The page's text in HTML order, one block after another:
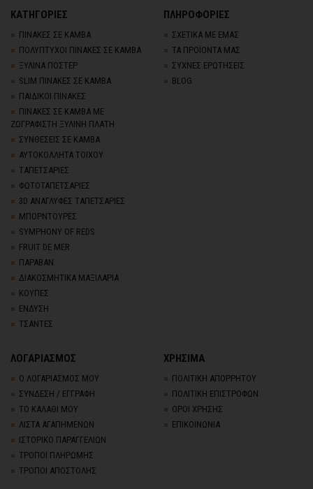
ΚΑΤΗΓΟΡΙΕΣ
ΠΙΝΑΚΕΣ ΣΕ ΚΑΜΒΑ
ΠΟΛΥΠΤΥΧΟΙ ΠΙΝΑΚΕΣ ΣΕ ΚΑΜΒΑ
ΞΥΛΙΝΑ ΠΟΣΤΕΡ
SLIM ΠΙΝΑΚΕΣ ΣΕ ΚΑΜΒΑ
ΠΑΙΔΙΚΟΙ ΠΙΝΑΚΕΣ
ΠΙΝΑΚΕΣ ΣΕ ΚΑΜΒΑ ΜΕ
ΖΩΓΡΑΦΙΣΤΗ ΞΥΛΙΝΗ ΠΛΑΤΗ
ΣΥΝΘΕΣΕΙΣ ΣΕ ΚΑΜΒΑ
ΑΥΤΟΚΟΛΛΗΤΑ ΤΟΙΧΟΥ
TΑΠΕΤΣΑΡΙΕΣ
ΦΩΤΟΤΑΠΕΤΣΑΡΙΕΣ
3D AΝΑΓΛΥΦΕΣ TΑΠΕΤΣΑΡΙΕΣ
ΜΠΟΡΝΤΟΥΡΕΣ
SYMPHONY OF REDS
FRUIT DE MER
ΠΑΡΑΒΑΝ
ΔΙΑΚΟΣΜΗΤΙΚΑ ΜΑΞΙΛΑΡΙΑ
ΚΟΥΠΕΣ
ΕΝΔΥΣΗ
ΤΣΑΝΤΕΣ
ΠΛΗΡΟΦΟΡΙΕΣ
ΣΧΕΤΙΚΑ ΜΕ ΕΜΑΣ
ΤΑ ΠΡΟΪΟΝΤΑ ΜΑΣ
ΣΥΧΝΕΣ ΕΡΩΤΗΣΕΙΣ
BLOG
ΛΟΓΑΡΙΑΣΜΟΣ
Ο ΛΟΓΑΡΙΑΣΜΟΣ ΜΟΥ
ΣΥΝΔΕΣΗ / ΕΓΓΡΑΦΗ
ΤΟ ΚΑΛΑΘΙ ΜΟΥ
ΛΙΣΤΑ ΑΓΑΠΗΜΕΝΩΝ
ΙΣΤΟΡΙΚΟ ΠΑΡΑΓΓΕΛΙΩΝ
ΤΡΟΠΟΙ ΠΛΗΡΩΜΗΣ
ΤΡΟΠΟΙ ΑΠΟΣΤΟΛΗΣ
ΧΡΗΣΙΜΑ
ΠΟΛΙΤΙΚΗ ΑΠΟΡΡΗΤΟΥ
ΠΟΛΙΤΙΚΗ ΕΠΙΣΤΡΟΦΩΝ
ΟΡΟΙ ΧΡΗΣΗΣ
ΕΠΙΚΟΙΝΩΝΙΑ